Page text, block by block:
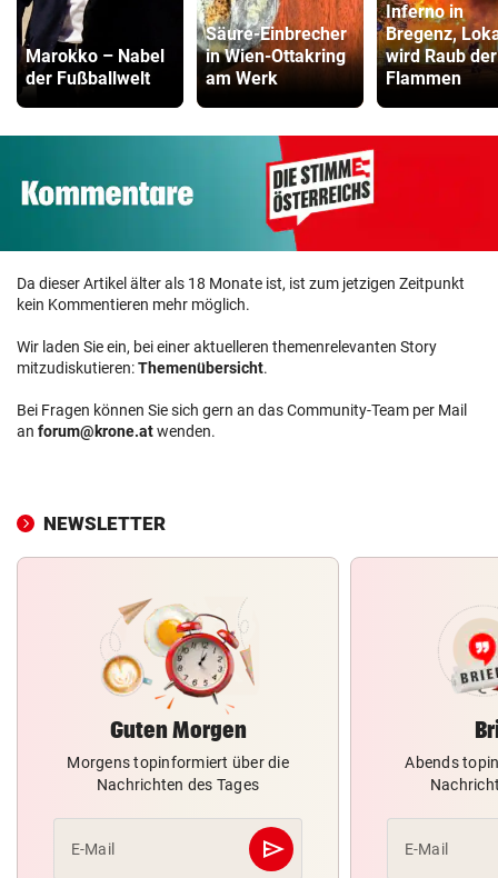
Marokko – Nabel
der Fußballwelt
Säure-Einbrecher
in Wien-Ottakring
am Werk
Inferno in
Bregenz,
wird Raub der
Flammen
Da dieser Artikel älter als 18 Monate ist, ist zum jetzigen Zeitpunkt
kein Kommentieren mehr möglich.
Wir laden Sie ein, bei einer aktuelleren themenrelevanten Story
mitzudiskutieren:Themenübersicht.
Bei Fragen können Sie sich gern an das Community-Team per Mail
an forum@krone.atwenden.
NEWSLETTER
Guten Morgen
Morgens topinformiert über die
Nachrichten des Tages
E-Mail send
Abschicken
Abends
E-Mail